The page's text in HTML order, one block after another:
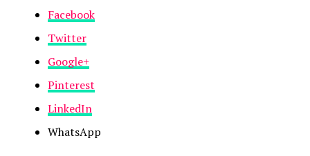
Facebook
Twitter
Google+
Pinterest
LinkedIn
WhatsApp